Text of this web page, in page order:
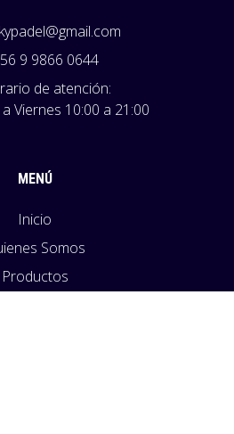
9 9866 0644
de atención:
Viernes 10:00 a 21:00
MENÚ
Inicio
Somos
Productos